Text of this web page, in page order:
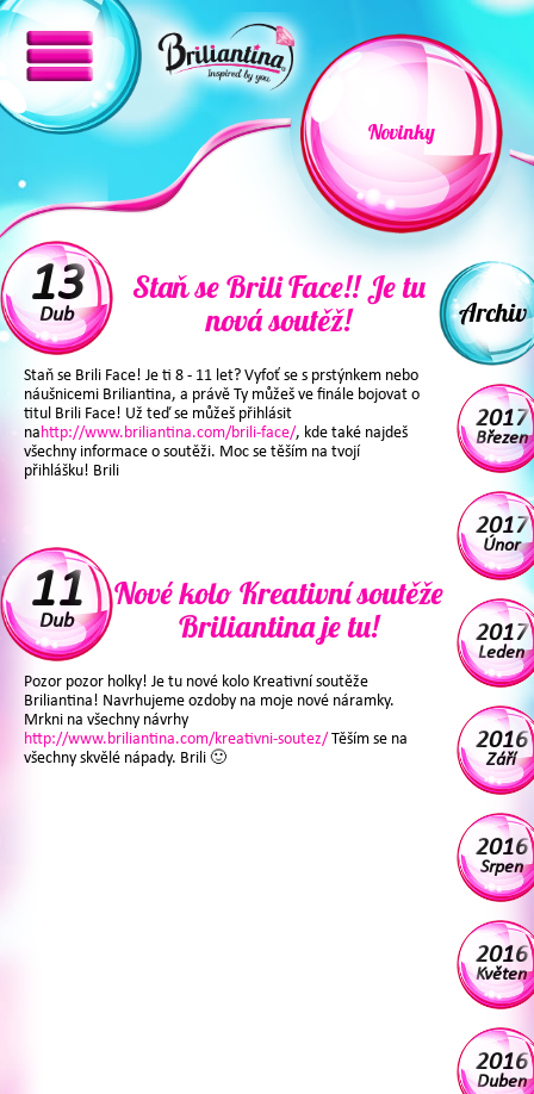
Novinky
Archiv
2017
Březen
2017
Únor
2017
Leden
2016
Září
2016
Srpen
2016
Květen
2016
Duben
13
Dub
Staň se Brili Face!! Je tu
nová soutěž!
Staň se Brili Face! Je ti 8 - 11 let? Vyfoť se s prstýnkem nebo
náušnicemi Briliantina, a právě Ty můžeš ve finále bojovat o
titul Brili Face! Už teď se můžeš přihlásit
na http://www.briliantina.com/brili-face/, kde také najdeš
všechny informace o soutěži. Moc se těším na tvojí
přihlášku! Brili
11
Dub
Nové kolo Kreativní soutěže
Briliantina je tu!
Pozor pozor holky! Je tu nové kolo Kreativní soutěže
Briliantina! Navrhujeme ozdoby na moje nové náramky.
Mrkni na všechny návrhy
http://www.briliantina.com/kreativni-soutez/Těším se na
všechny skvělé nápady. Brili 🙂